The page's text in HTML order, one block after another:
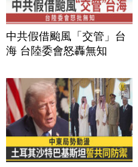
中共假借颱風「交管」台
海 台陸委會怒轟無知